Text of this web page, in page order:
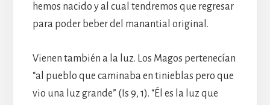
hemos nacido y al cual tendremos que regresar
para poder beber del manantial original.
Vienen también a la luz. Los Magos pertenecían
“al pueblo que caminaba en tinieblas pero que
vio una luz grande” (Is 9, 1). “Él es la luz que